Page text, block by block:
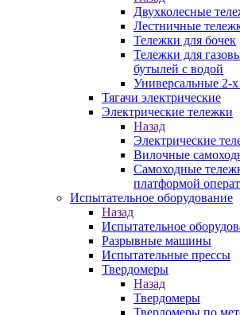
Двухколесные
Лестничные
Тележки для бочек
Тележки для
бутылей с водой
Универсальные 2-
Тягачи электрические
Электрические тележки
Назад
Электрические
Вилочные
Самоходные
платформой
Испытательное оборудование
Назад
Испытательное
Разрывные машины
Испытательные прессы
Твердомеры
Назад
Твердомеры
Твердомеры по